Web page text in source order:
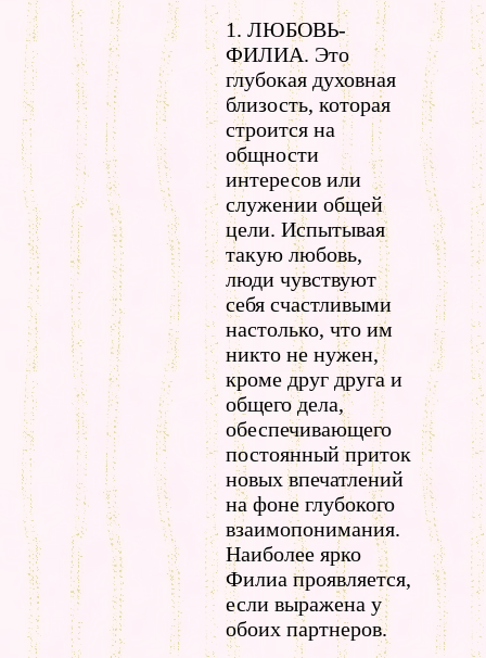
1. ЛЮБОВЬ-
ФИЛИА. Это
глубокая духовная
близость, которая
строится на
общности
интересов или
служении общей
цели. Испытывая
такую любовь,
люди чувствуют
себя счастливыми
настолько, что им
никто не нужен,
кроме друг друга и
общего дела,
обеспечивающего
постоянный приток
новых впечатлений
на фоне глубокого
взаимопонимания.
Наиболее ярко
Филиа проявляется,
если выражена у
обоих партнеров.